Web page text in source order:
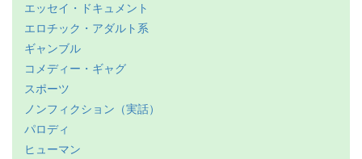
エッセイ・ドキュメント
エロチック・アダルト系
ギャンブル
コメディー・ギャグ
スポーツ
ノンフィクション（実話）
パロディ
ヒューマン